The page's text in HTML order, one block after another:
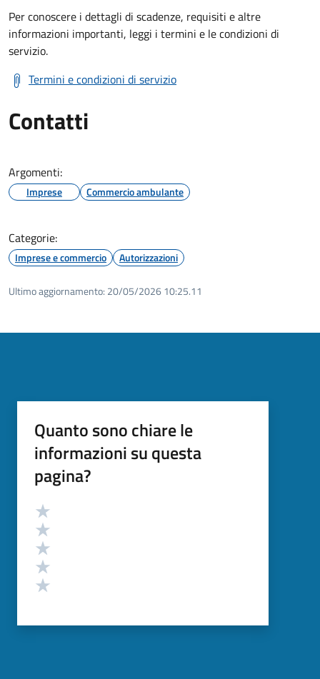
Per conoscere i dettagli di scadenze, requisiti e altre
informazioni importanti, leggi i termini e le condizioni di
servizio.
Termini e condizioni di servizio
Contatti
Argomenti:
Imprese Commercio ambulante
Categorie:
Imprese e commercio Autorizzazioni
Ultimo aggiornamento: 20/05/2026 10:25.11
Quanto sono chiare le
informazioni su questa
pagina?
Valutazione